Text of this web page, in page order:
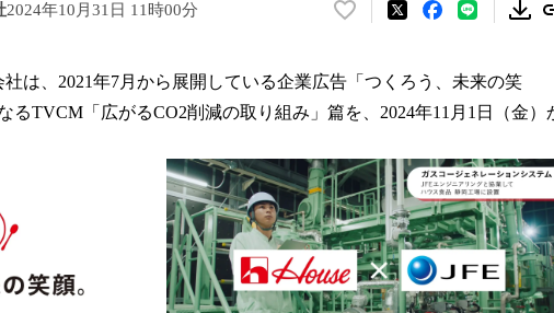
2024年10月31日 11時00分
い
数
読
み
込
み
中
で
す
は、2021年7月から展開している企業広告「つくろう、未来の笑
るTVCM「広がるCO2削減の取り組み」篇を、2024年11月1日（金）